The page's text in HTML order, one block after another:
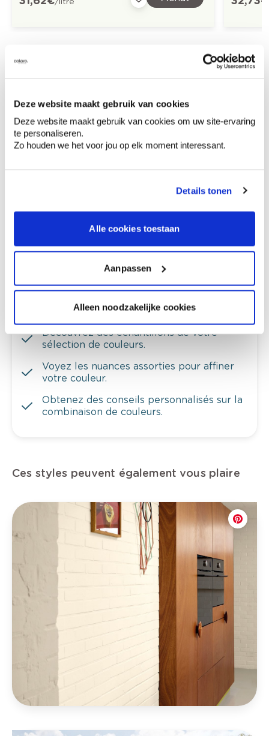
Deze website maakt gebruik van cookies
Deze website maakt gebruik van cookies om uw site-ervaring
te personaliseren.
Zo houden we het voor jou op elk moment interessant.
Details tonen
Alle cookies toestaan
Aanpassen
Alleen noodzakelijke cookies
Découvrez plus d'images d'inspiration pour:
l'éclairage et de votre mobilier.
murs.
Découvrez des échantillons de votre
sélection de couleurs.
Voyez les nuances assorties pour affiner
votre couleur.
Obtenez des conseils personnalisés sur la
combinaison de couleurs.
Ces styles peuvent également vous plaire